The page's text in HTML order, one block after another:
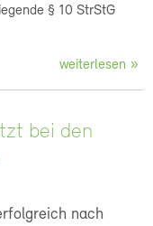
§ 10 StrStG
weiterlesen
bei den
nach